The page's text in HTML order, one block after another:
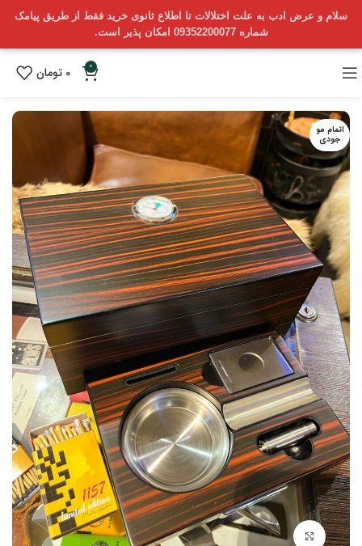
سلام و عرض ادب به علت اختلالات تا اطلاع ثانوی خرید فقط از طریق پیامک
شماره 09352200077 امکان پذیر است.
0
0 تومان
اتمام مو
جودی
بزرگنمایی تصویر